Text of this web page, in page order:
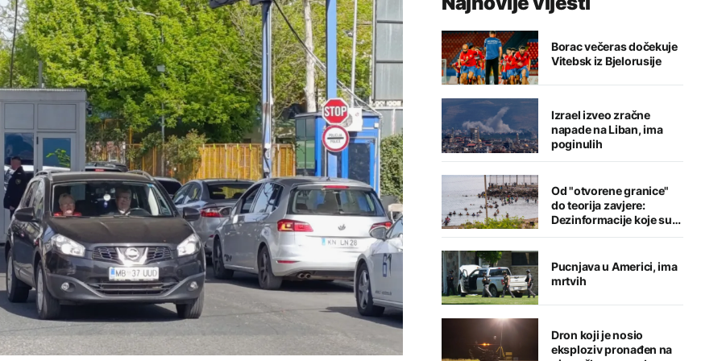
Borac večeras dočekuje
Vitebsk iz Bjelorusije
Izrael izveo zračne
napade na Liban, ima
poginulih
Od "otvorene granice"
do teorija zavjere:
Dezinformacije koje su
pratile krizu u Seuti
Pucnjava u Americi, ima
mrtvih
Dron koji je nosio
eksploziv pronađen na